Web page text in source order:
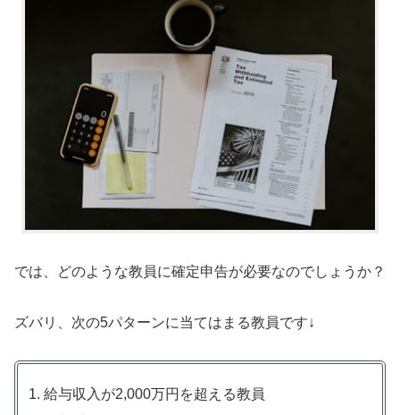
では、どのような教員に確定申告が必要なのでしょうか？
ズバリ、次の5パターンに当てはまる教員です↓
給与収入が2,000万円を超える教員